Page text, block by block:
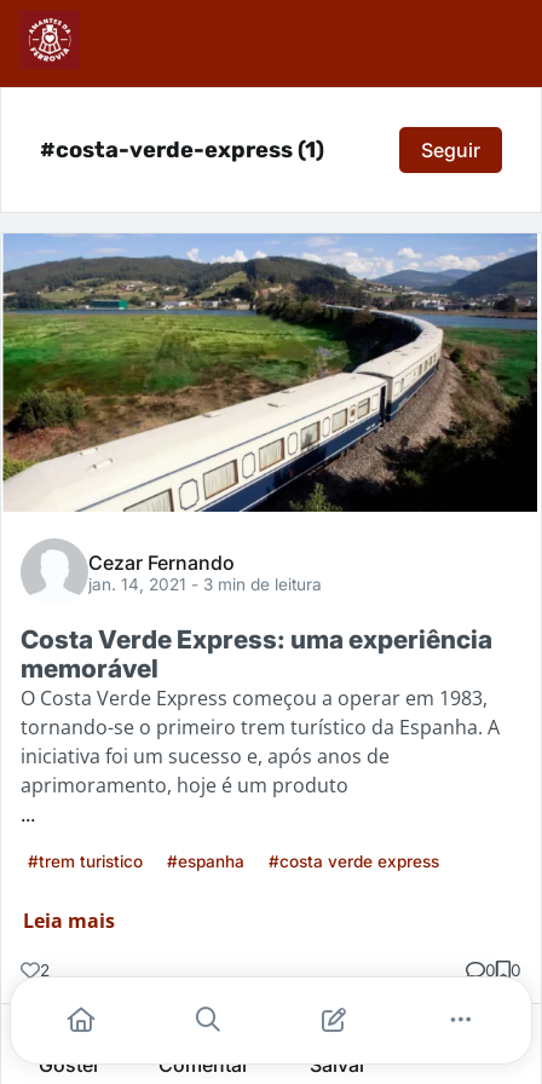
#costa-verde-express (1) Seguir
Cezar Fernando
jan. 14, 2021 - 3 min de leitura
Costa Verde Express: uma experiência
memorável
O Costa Verde Express começou a operar em 1983,
tornando-se o primeiro trem turístico da Espanha. A
iniciativa foi um sucesso e, após anos de
aprimoramento, hoje é um produto
...
#trem turistico #espanha #costa verde express
Leia mais
2 0 0
Gostei Comentar Salvar